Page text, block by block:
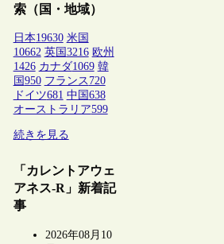
索（国・地域）
日本19630 米国
10662 英国 3216 欧州
1426 カナダ1069 韓
国 950 フランス 720
ドイツ681 中国 638
オーストラリア599
続きを見る
「カレントアウェ
アネス-R」新着記
事
2026年08月10